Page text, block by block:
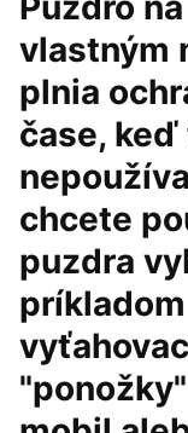
vlastným
plnia
čase,
chcete
puzdra